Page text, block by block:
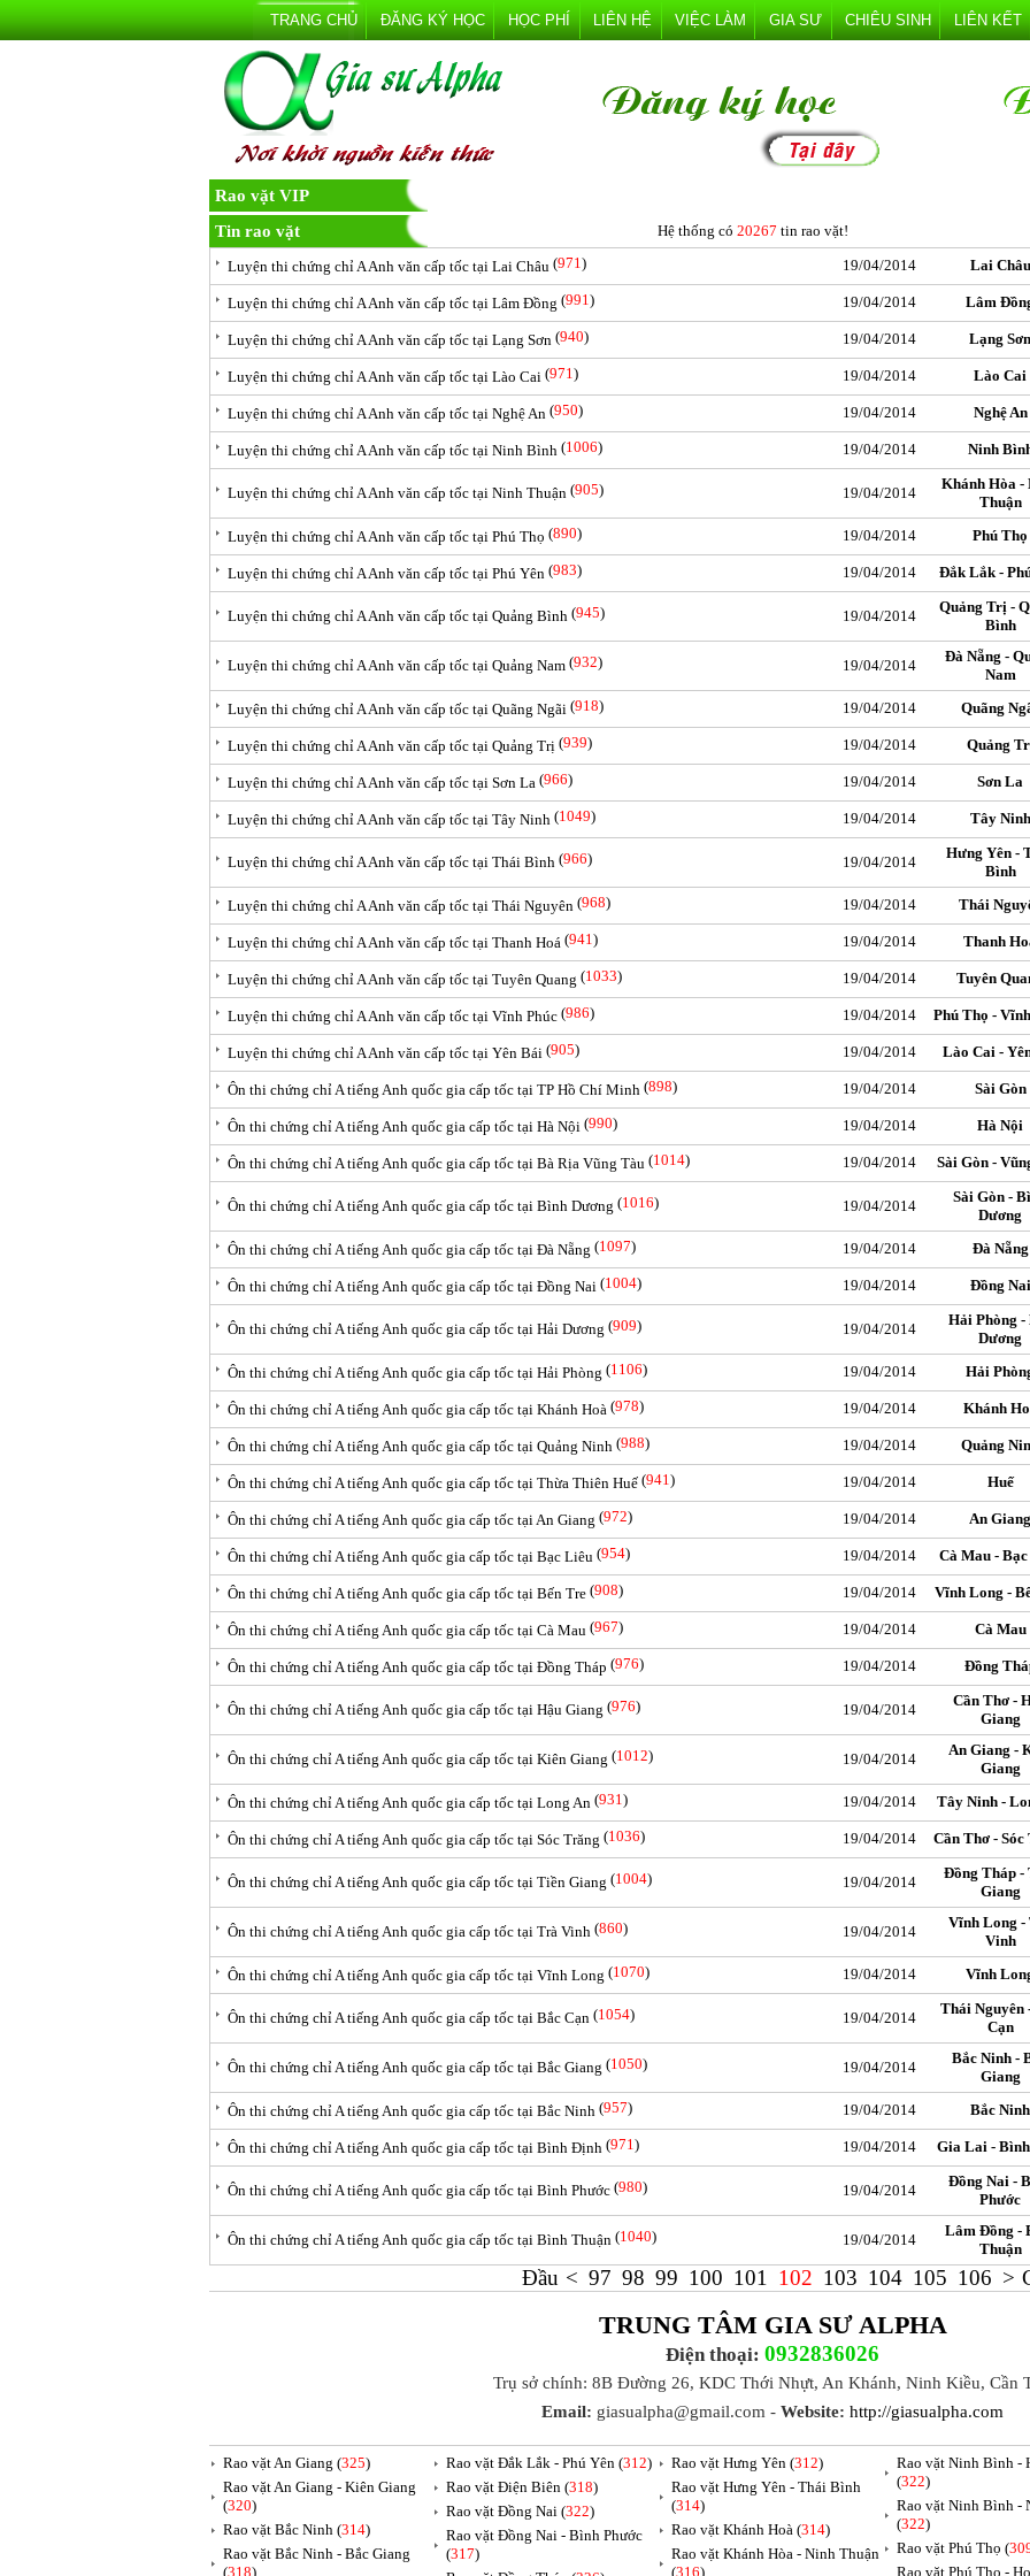
TRANG CHỦ ĐĂNG KÝ HỌC HỌC PHÍ LIÊN HỆ VIỆC LÀM GIA SƯ CHIÊU SINH LIÊN KẾT
Rao vặt VIP
Tin rao vặt
Hệ thống có 20267 tin rao vặt!
Luyện thi chứng chỉ A Anh văn cấp tốc tại Lai Châu (971) 19/04/2014 Lai Châu
Luyện thi chứng chỉ A Anh văn cấp tốc tại Lâm Đồng (991) 19/04/2014 Lâm
Luyện thi chứng chỉ A Anh văn cấp tốc tại Lạng Sơn (940) 19/04/2014 Lạng Sơn
Luyện thi chứng chỉ A Anh văn cấp tốc tại Lào Cai (971) 19/04/2014 Lào Cai
Luyện thi chứng chỉ A Anh văn cấp tốc tại Nghệ An (950) 19/04/2014 Nghệ An
Luyện thi chứng chỉ A Anh văn cấp tốc tại Ninh Bình (1006) 19/04/2014 Ninh
Luyện thi chứng chỉ A Anh văn cấp tốc tại Ninh Thuận (905) 19/04/2014
Khánh Hòa -
Thuận
Luyện thi chứng chỉ A Anh văn cấp tốc tại Phú Thọ (890) 19/04/2014 Phú Thọ
Luyện thi chứng chỉ A Anh văn cấp tốc tại Phú Yên (983) 19/04/2014 Đắk Lắk -
Luyện thi chứng chỉ A Anh văn cấp tốc tại Quảng Bình (945) 19/04/2014
Quảng Trị -
Bình
Luyện thi chứng chỉ A Anh văn cấp tốc tại Quảng Nam (932) 19/04/2014
Đà Nẵng -
Nam
Luyện thi chứng chỉ A Anh văn cấp tốc tại Quãng Ngãi (918) 19/04/2014 Quãng
Luyện thi chứng chỉ A Anh văn cấp tốc tại Quảng Trị (939) 19/04/2014 Quảng
Luyện thi chứng chỉ A Anh văn cấp tốc tại Sơn La (966) 19/04/2014 Sơn La
Luyện thi chứng chỉ A Anh văn cấp tốc tại Tây Ninh (1049) 19/04/2014 Tây Ninh
Luyện thi chứng chỉ A Anh văn cấp tốc tại Thái Bình (966) 19/04/2014
Hưng Yên -
Bình
Luyện thi chứng chỉ A Anh văn cấp tốc tại Thái Nguyên (968) 19/04/2014 Thái
Luyện thi chứng chỉ A Anh văn cấp tốc tại Thanh Hoá (941) 19/04/2014 Thanh
Luyện thi chứng chỉ A Anh văn cấp tốc tại Tuyên Quang (1033) 19/04/2014 Tuyên
Luyện thi chứng chỉ A Anh văn cấp tốc tại Vĩnh Phúc (986) 19/04/2014 Phú Thọ -
Luyện thi chứng chỉ A Anh văn cấp tốc tại Yên Bái (905) 19/04/2014 Lào Cai -
Ôn thi chứng chỉ A tiếng Anh quốc gia cấp tốc tại TP Hồ Chí Minh (898) 19/04/2014 Sài Gòn
Ôn thi chứng chỉ A tiếng Anh quốc gia cấp tốc tại Hà Nội (990) 19/04/2014 Hà Nội
Ôn thi chứng chỉ A tiếng Anh quốc gia cấp tốc tại Bà Rịa Vũng Tàu (1014) 19/04/2014 Sài Gòn -
Ôn thi chứng chỉ A tiếng Anh quốc gia cấp tốc tại Bình Dương (1016) 19/04/2014
Sài Gòn -
Dương
Ôn thi chứng chỉ A tiếng Anh quốc gia cấp tốc tại Đà Nẵng (1097) 19/04/2014 Đà Nẵng
Ôn thi chứng chỉ A tiếng Anh quốc gia cấp tốc tại Đồng Nai (1004) 19/04/2014 Đồng Nai
Ôn thi chứng chỉ A tiếng Anh quốc gia cấp tốc tại Hải Dương (909) 19/04/2014
Hải Phòng -
Dương
Ôn thi chứng chỉ A tiếng Anh quốc gia cấp tốc tại Hải Phòng (1106) 19/04/2014 Hải
Ôn thi chứng chỉ A tiếng Anh quốc gia cấp tốc tại Khánh Hoà (978) 19/04/2014 Khánh
Ôn thi chứng chỉ A tiếng Anh quốc gia cấp tốc tại Quảng Ninh (988) 19/04/2014 Quảng
Ôn thi chứng chỉ A tiếng Anh quốc gia cấp tốc tại Thừa Thiên Huế (941) 19/04/2014 Huế
Ôn thi chứng chỉ A tiếng Anh quốc gia cấp tốc tại An Giang (972) 19/04/2014 An Giang
Ôn thi chứng chỉ A tiếng Anh quốc gia cấp tốc tại Bạc Liêu (954) 19/04/2014 Cà Mau -
Ôn thi chứng chỉ A tiếng Anh quốc gia cấp tốc tại Bến Tre (908) 19/04/2014 Vĩnh Long -
Ôn thi chứng chỉ A tiếng Anh quốc gia cấp tốc tại Cà Mau (967) 19/04/2014 Cà Mau
Ôn thi chứng chỉ A tiếng Anh quốc gia cấp tốc tại Đồng Tháp (976) 19/04/2014 Đồng
Ôn thi chứng chỉ A tiếng Anh quốc gia cấp tốc tại Hậu Giang (976) 19/04/2014
Cần Thơ -
Giang
Ôn thi chứng chỉ A tiếng Anh quốc gia cấp tốc tại Kiên Giang (1012) 19/04/2014
An Giang -
Giang
Ôn thi chứng chỉ A tiếng Anh quốc gia cấp tốc tại Long An (931) 19/04/2014 Tây Ninh -
Ôn thi chứng chỉ A tiếng Anh quốc gia cấp tốc tại Sóc Trăng (1036) 19/04/2014 Cần Thơ - Sóc
Ôn thi chứng chỉ A tiếng Anh quốc gia cấp tốc tại Tiền Giang (1004) 19/04/2014
Đồng Tháp -
Giang
Ôn thi chứng chỉ A tiếng Anh quốc gia cấp tốc tại Trà Vinh (860) 19/04/2014
Vĩnh Long -
Vinh
Ôn thi chứng chỉ A tiếng Anh quốc gia cấp tốc tại Vĩnh Long (1070) 19/04/2014 Vĩnh
Ôn thi chứng chỉ A tiếng Anh quốc gia cấp tốc tại Bắc Cạn (1054) 19/04/2014
Thái Nguyên
Cạn
Ôn thi chứng chỉ A tiếng Anh quốc gia cấp tốc tại Bắc Giang (1050) 19/04/2014
Bắc Ninh -
Giang
Ôn thi chứng chỉ A tiếng Anh quốc gia cấp tốc tại Bắc Ninh (957) 19/04/2014 Bắc Ninh
Ôn thi chứng chỉ A tiếng Anh quốc gia cấp tốc tại Bình Định (971) 19/04/2014 Gia Lai -
Ôn thi chứng chỉ A tiếng Anh quốc gia cấp tốc tại Bình Phước (980) 19/04/2014
Đồng Nai -
Phước
Ôn thi chứng chỉ A tiếng Anh quốc gia cấp tốc tại Bình Thuận (1040) 19/04/2014
Lâm Đồng -
Thuận
Đầu < 97 98 99 100 101 102 103 104 105 106 >
TRUNG TÂM GIA SƯ ALPHA
Điện thoại: 0932836026
Trụ sở chính: 8B Đường 26, KDC Thới Nhựt, An Khánh, Ninh Kiều, Cần
Email: giasualpha@gmail.com - Website: http://giasualpha.com
Rao vặt An Giang (325)
Rao vặt An Giang - Kiên Giang
(320)
Rao vặt Bắc Ninh (314)
Rao vặt Bắc Ninh - Bắc Giang
(318)
Rao vặt Đắk Lắk - Phú Yên (312)
Rao vặt Điện Biên (318)
Rao vặt Đồng Nai (322)
Rao vặt Đồng Nai - Bình Phước
(317)
Rao vặt Hưng Yên (312)
Rao vặt Hưng Yên - Thái Bình
(314)
Rao vặt Khánh Hoà (314)
Rao vặt Khánh Hòa - Ninh Thuận
(316)
Rao vặt Ninh Bình -
(322)
Rao vặt Ninh Bình -
(322)
Rao vặt Phú Thọ (
Rao vặt Phú Thọ -